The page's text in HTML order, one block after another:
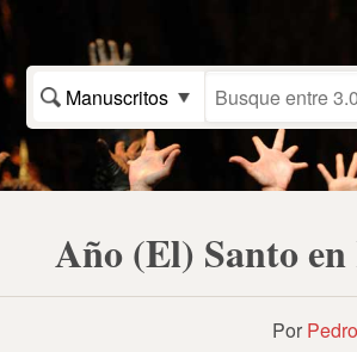
Manuscritos
Año (El) Santo
Por